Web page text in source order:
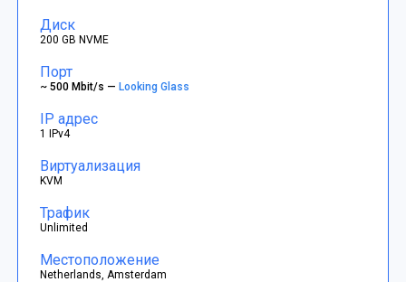
Диск
200 GB NVME
Порт
~ 500 Mbit/s —Looking Glass
IP адрес
1 IPv4
Виртуализация
KVM
Трафик
Unlimited
Местоположение
Netherlands, Amsterdam